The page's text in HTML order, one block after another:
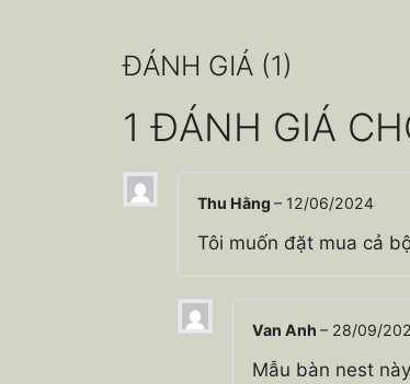
ĐÁNH GIÁ (1)
1 ĐÁNH GIÁ
Thu Hằng – 12/06/2024
Tôi muốn đặt mua cả
Van Anh – 28/09/
Mẫu bàn nest